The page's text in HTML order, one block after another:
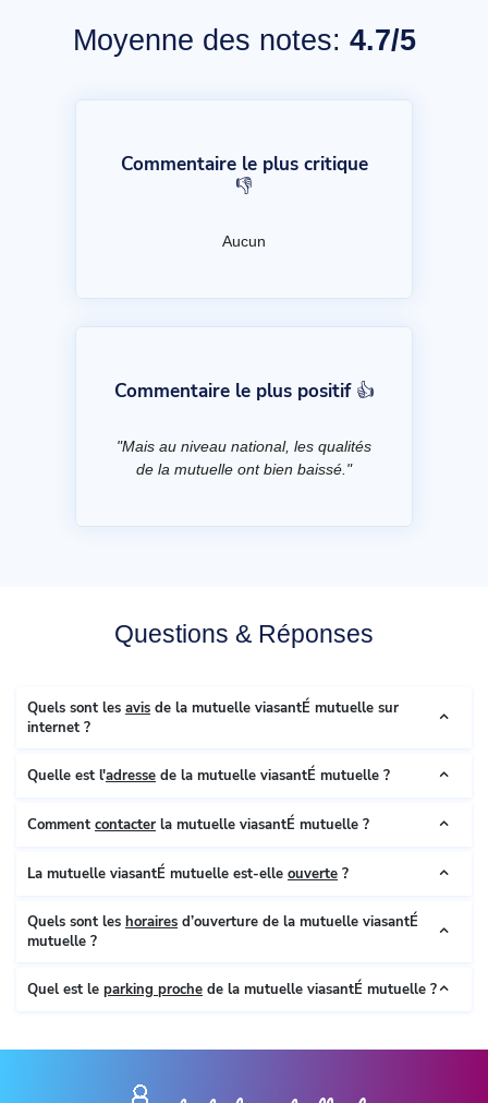
Moyenne des notes: 4.7/5
Commentaire le plus critique
👎
Aucun
Commentaire le plus positif 👍
"Mais au niveau national, les qualités
de la mutuelle ont bien baissé."
Questions & Réponses
Quels sont les avis de la mutuelle viasantÉ mutuelle sur
internet ?
Quelle est l'adresse de la mutuelle viasantÉ mutuelle ?
Comment contacter la mutuelle viasantÉ mutuelle ?
La mutuelle viasantÉ mutuelle est-elle ouverte ?
Quels sont les horaires d’ouverture de la mutuelle viasantÉ
mutuelle ?
Quel est le parking proche de la mutuelle viasantÉ mutuelle ?